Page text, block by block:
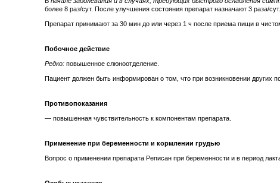
более 8 раз/сут. После улучшения состояния препарат назначают 3 раза/сут.
Препарат принимают за 30 мин до или через 1 ч после приема пищи в
Побочное действие
Редко: повышенное слюноотделение.
Пациент должен быть информирован о том, что при возникновении других
Противопоказания
— повышенная чувствительность к компонентам препарата.
Применение при беременности и кормлении грудью
Вопрос о применении препарата Реписан при беременности и в период